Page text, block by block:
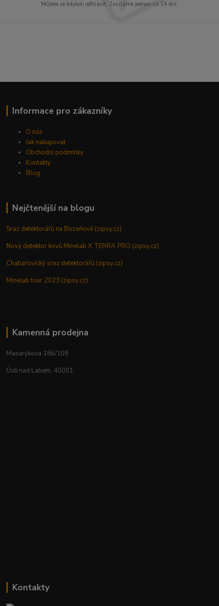
Můžete se kdykoli odhlásit. Zasíláme jednou za 14 dní.
Informace pro zákazníky
O nás
Jak nakupovat
Obchodní podmínky
Kontakty
Blog
Nejčtenější na blogu
Sraz detektorářů na Bozeňově (zipsy.cz)
Nový detektor kovů Minelab X TERRA PRO (zipsy.cz)
Chabařovický sraz detektorářů (zipsy.cz)
Minelab tour 2023 (zipsy.cz)
Kamenná prodejna
Masarykova 186/109
Ústí nad Labem, 40001
Kontakty